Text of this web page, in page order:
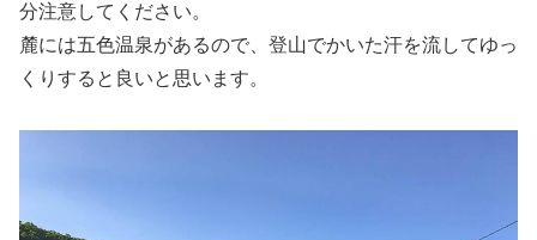
分注意してください。
麓には五色温泉があるので、登山でかいた汗を流してゆっ
くりすると良いと思います。